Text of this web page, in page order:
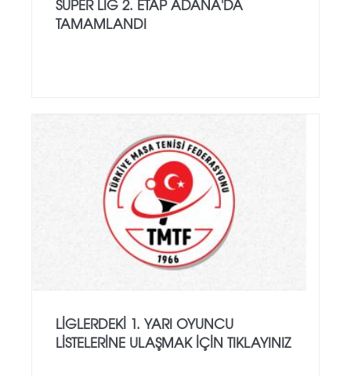
SÜPER LİG 2. ETAP ADANA'DA
TAMAMLANDI
LİGLERDEKİ 1. YARI OYUNCU
LİSTELERİNE ULAŞMAK İÇİN TIKLAYINIZ